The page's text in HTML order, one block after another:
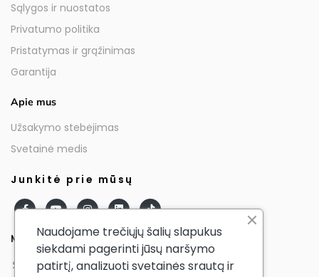
Sąlygos ir nuostatos
Privatumo politika
Pristatymas ir grąžinimas
Garantija
Apie mus
Užsakymo stebėjimas
Svetainė medis
Junkitė prie mūsų
Mūsų partneriai
Naudojame trečiųjų šalių slapukus
siekdami pagerinti jūsų naršymo
patirtį, analizuoti svetainės srautą ir